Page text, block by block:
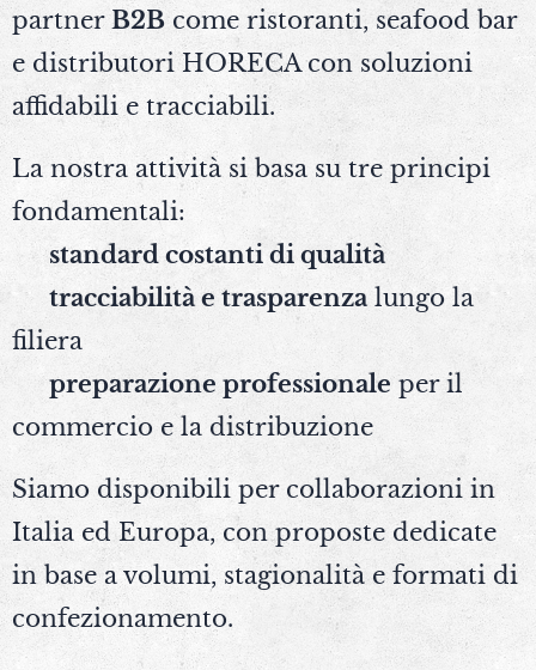
partner B2Bcome ristoranti, seafood bar
e distributori HORECA con soluzioni
affidabili e tracciabili.
La nostra attività si basa su tre principi
fondamentali:
✅standard costanti di qualità
✅ tracciabilità e trasparenza lungo la
filiera
✅preparazione professionaleper il
commercio e la distribuzione
Siamo disponibili per collaborazioni in
Italia ed Europa, con proposte dedicate
in base a volumi, stagionalità e formati di
confezionamento.